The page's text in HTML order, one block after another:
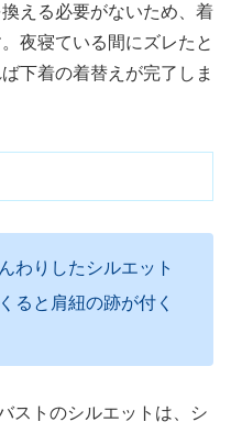
える必要がないため、着
夜寝ている間にズレたと
下着の着替えが完了しま
わりしたシルエット
ると肩紐の跡が付く
ストのシルエットは、シ